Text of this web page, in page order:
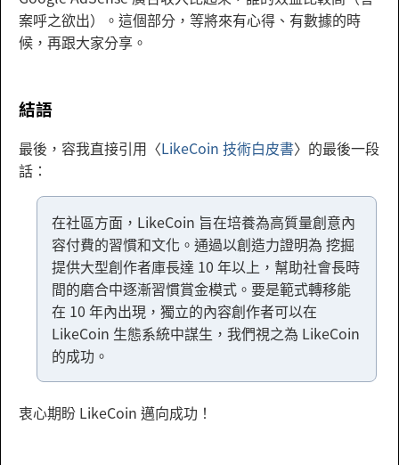
案呼之欲出）。這個部分，等將來有心得、有數據的時
候，再跟大家分享。
結語
最後，容我直接引用〈LikeCoin 技術白皮書〉的最後一段
話：
在社區方面，LikeCoin 旨在培養為高質量創意內
容付費的習慣和文化。通過以創造力證明為 挖掘
提供大型創作者庫長達 10 年以上，幫助社會長時
間的磨合中逐漸習慣賞金模式。要是範式轉移能
在 10 年內出現，獨立的內容創作者可以在
LikeCoin 生態系統中謀生，我們視之為 LikeCoin
的成功。
衷心期盼 LikeCoin 邁向成功！